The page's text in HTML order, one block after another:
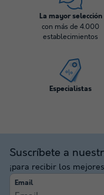
La mayor selección
con más de 4.000
establecimientos
Especialistas
Suscríbete a
¡para recibir los
Email